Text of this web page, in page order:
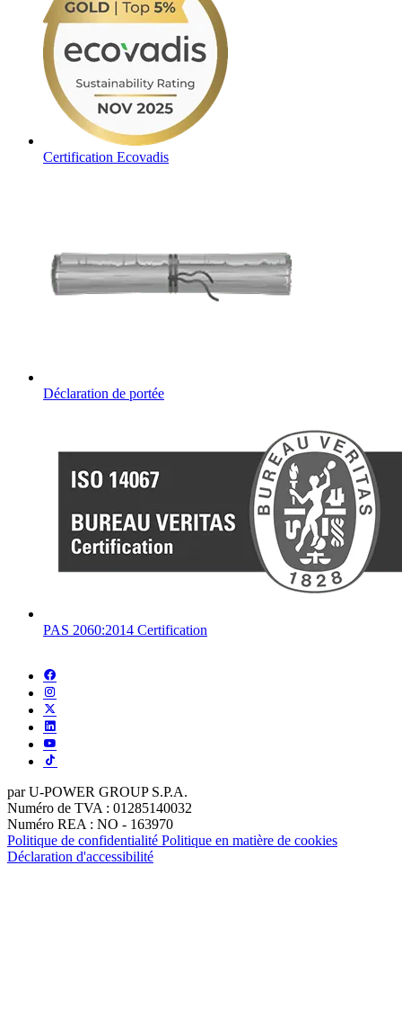
Certification Ecovadis
Déclaration de portée
PAS 2060:2014 Certification
Politique de confidentialité Politique en matière de cookies
Déclaration d'accessibilité
par U-POWER GROUP S.P.A.
Numéro de TVA : 01285140032
Numéro REA : NO - 163970